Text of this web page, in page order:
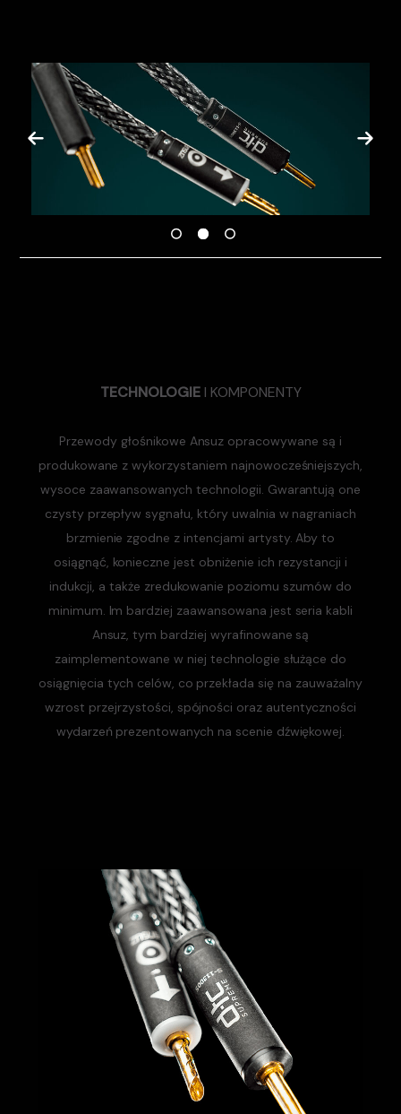
TECHNOLOGIE I KOMPONENTY
Przewody głośnikowe Ansuz opracowywane są i
produkowane z wykorzystaniem najnowocześniejszych,
wysoce zaawansowanych technologii. Gwarantują one
czysty przepływ sygnału, który uwalnia w nagraniach
brzmienie zgodne z intencjami artysty. Aby to
osiągnąć, konieczne jest obniżenie ich rezystancji i
indukcji, a także zredukowanie poziomu szumów do
minimum. Im bardziej zaawansowana jest seria kabli
Ansuz, tym bardziej wyrafinowane są
zaimplementowane w niej technologie służące do
osiągnięcia tych celów, co przekłada się na zauważalny
wzrost przejrzystości, spójności oraz autentyczności
wydarzeń prezentowanych na scenie dźwiękowej.